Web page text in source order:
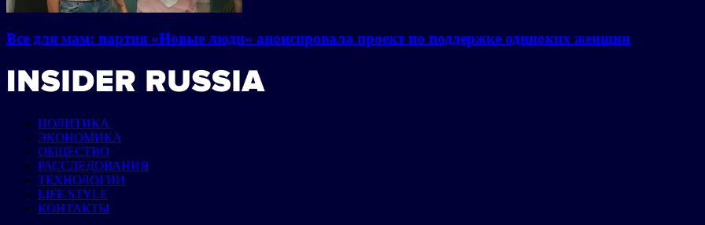
Все для мам: партия «Новые люди» анонсировала проект по поддержке одиноких женщин
ПОЛИТИКА
ЭКОНОМИКА
ОБЩЕСТВО
РАССЛЕДОВАНИЯ
ТЕХНОЛОГИИ
LIFE STYLE
КОНТАКТЫ